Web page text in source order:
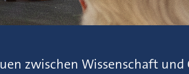
zwischen Wissenschaft